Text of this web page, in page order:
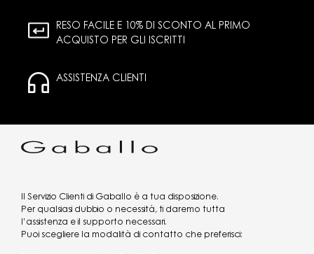
RESO FACILE E 10% DI SCONTO AL PRIMO
ACQUISTO PER GLI ISCRITTI
ASSISTENZA CLIENTI
Il Servizio Clienti di Gaballo è a tua disposizione.
Per qualsiasi dubbio o necessità, ti daremo tutta
l’assistenza e il supporto necessari.
Puoi scegliere la modalità di contatto che preferisci: